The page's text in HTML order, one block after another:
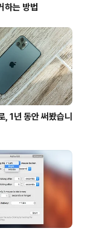
하는 방법
, 1년 동안 써봤습니